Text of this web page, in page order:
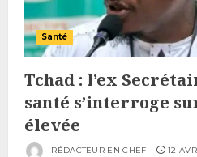
Santé
Tchad : l’ex
santé s’interroge
élevée
RÉDACTEUR EN CHEF 12